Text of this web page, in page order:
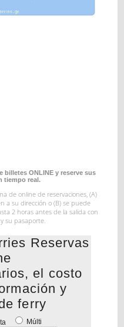
billetes ONLINE y reserve sus
tiempo real.
de online de reservaciones, (A)
a su dirección o (B) se puede
2 horas antes de la salida con
su pasaporte.
Reservas
el costo
y
ferry
Múlti